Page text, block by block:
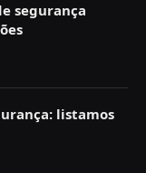
segurança
listamos